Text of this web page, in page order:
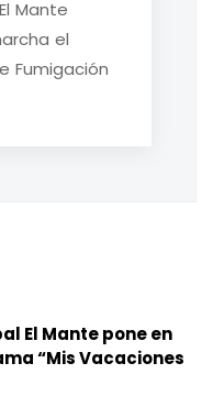
Mante
el
Fumigación
El Mante pone en
“Mis Vacaciones